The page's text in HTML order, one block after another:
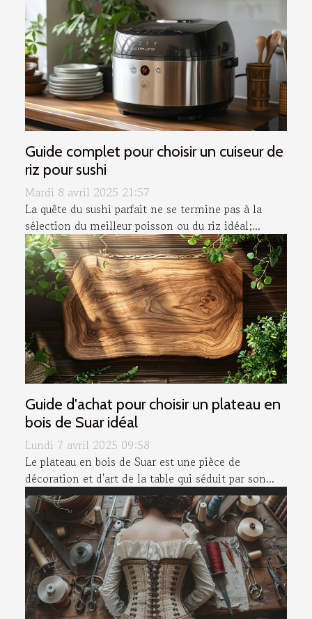
Guide complet pour choisir un cuiseur de
riz pour sushi
Mardi 8 avril 2025 21:57
La quête du sushi parfait ne se termine pas à la
sélection du meilleur poisson ou du riz idéal;...
Guide d'achat pour choisir un plateau en
bois de Suar idéal
Lundi 7 avril 2025 09:58
Le plateau en bois de Suar est une pièce de
décoration et d'art de la table qui séduit par son...